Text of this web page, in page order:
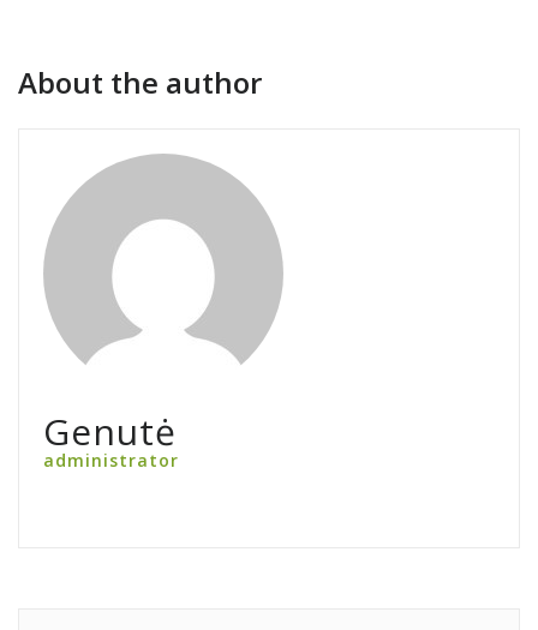
About the author
Genutė
administrator